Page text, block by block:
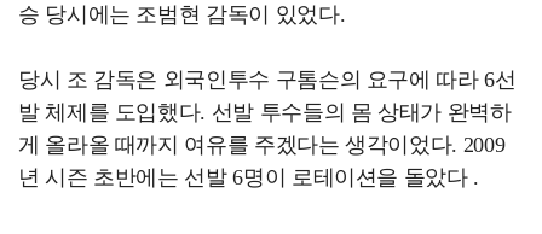
승 당시에는 조범현 감독이 있었다.
당시 조 감독은 외국인투수 구톰슨의 요구에 따라 6선
발 체제를 도입했다. 선발 투수들의 몸 상태가 완벽하
게 올라올 때까지 여유를 주겠다는 생각이었다. 2009
년 시즌 초반에는 선발 6명이 로테이션을 돌았다 .